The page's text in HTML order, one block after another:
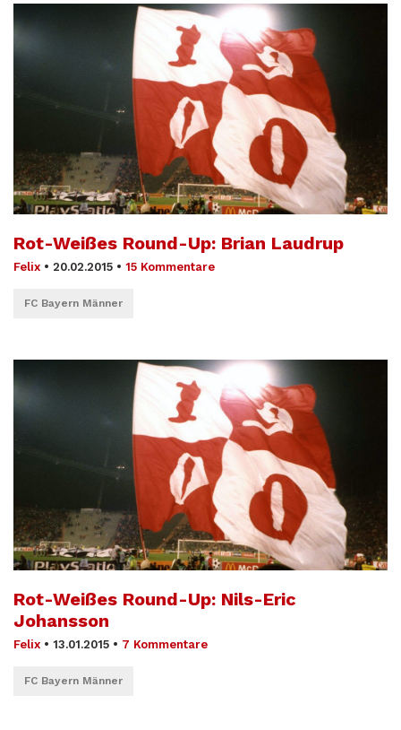
Rot-Weißes Round-Up: Brian Laudrup
Felix • 20.02.2015 • 15 Kommentare
FC Bayern Männer
Rot-Weißes Round-Up: Nils-Eric
Johansson
Felix • 13.01.2015 • 7 Kommentare
FC Bayern Männer